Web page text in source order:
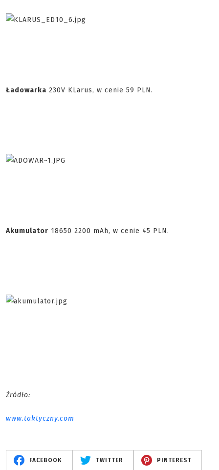
Ładowarka 230V KLarus, w cenie 59 PLN.
Akumulator 18650 2200 mAh, w cenie 45 PLN.
Źródło:
www.taktyczny.com
FACEBOOK TWITTER PINTEREST